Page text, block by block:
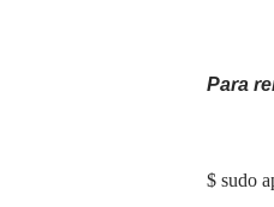
Para
$ sudo